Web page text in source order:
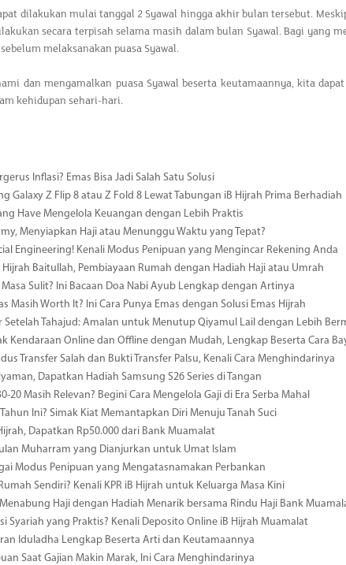
dilakukan mulai tanggal 2 Syawal hingga akhir bulan tersebut.
secara terpisah selama masih dalam bulan Syawal. Bagi yang
melaksanakan puasa Syawal.​
dan mengamalkan puasa Syawal beserta keutamaannya, kita
kehidupan sehari-hari.
Inflasi? Emas Bisa Jadi Salah Satu Solusi
Galaxy Z Flip 8 atau Z Fold 8 Lewat Tabungan iB Hijrah Prima Berhadiah
Have Mengelola Keuangan dengan Lebih Praktis
Menyiapkan Haji atau Menunggu Waktu yang Tepat?
Engineering! Kenali Modus Penipuan yang Mengincar Rekening Anda
Hijrah Baitullah, Pembiayaan Rumah dengan Hadiah Haji atau Umrah
Sulit? Ini Bacaan Doa Nabi Ayub Lengkap dengan Artinya
Masih Worth It? Ini Cara Punya Emas dengan Solusi Emas Hijrah
Setelah Tahajud: Amalan untuk Menutup Qiyamul Lail dengan Lebih
Kendaraan Online dan Offline dengan Mudah, Lengkap Beserta Cara
Transfer Salah dan Bukti Transfer Palsu, Kenali Cara Menghindarinya
Dapatkan Hadiah Samsung S26 Series di Tangan
20 Masih Relevan? Begini Cara Mengelola Gaji di Era Serba Mahal
Ini? Simak Kiat Memantapkan Diri Menuju Tanah Suci
Dapatkan Rp50.000 dari Bank Muamalat
Muharram yang Dianjurkan untuk Umat Islam
Modus Penipuan yang Mengatasnamakan Perbankan
Sendiri? Kenali KPR iB Hijrah untuk Keluarga Masa Kini
Haji dengan Hadiah Menarik bersama Rindu Haji Bank
Syariah yang Praktis? Kenali Deposito Online iB Hijrah Muamalat
Iduladha Lengkap Beserta Arti dan Keutamaannya
Saat Gajian Makin Marak, Ini Cara Menghindarinya